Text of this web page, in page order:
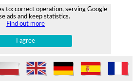
to: correct operation, serving Google
ads and keep statistics.
Find out more
I agree